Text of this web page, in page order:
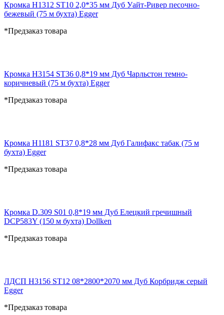
Кромка H1312 ST10 2,0*35 мм Дуб Уайт-Ривер песочно-
бежевый (75 м бухта) Egger
*Предзаказ товара
Кромка H3154 ST36 0,8*19 мм Дуб Чарльстон темно-
коричневый (75 м бухта) Egger
*Предзаказ товара
Кромка H1181 ST37 0,8*28 мм Дуб Галифакс табак (75 м
бухта) Egger
*Предзаказ товара
Кромка D.309 S01 0,8*19 мм Дуб Елецкий гречишный
DCP583Y (150 м бухта) Dollken
*Предзаказ товара
ЛДСП H3156 ST12 08*2800*2070 мм Дуб Корбридж серый
Egger
*Предзаказ товара